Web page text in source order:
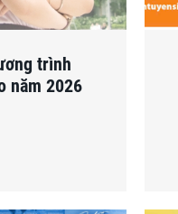
trình
năm 2026